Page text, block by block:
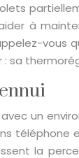
à
vous
sa
un
téléphone
la